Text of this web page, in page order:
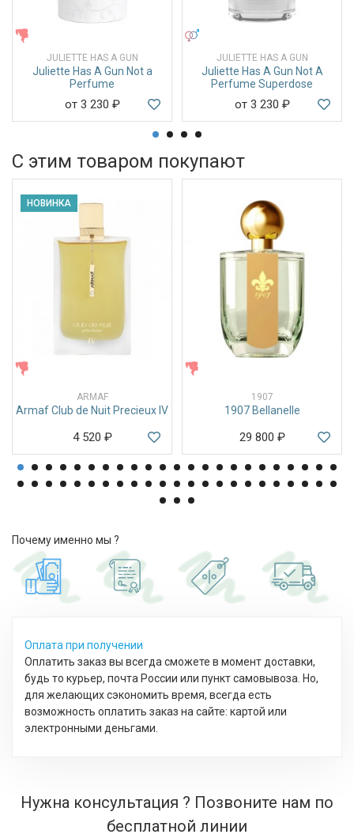
JULIETTE HAS A GUN
Juliette Has A Gun Not a
Perfume
от 3 230 ₽
JULIETTE HAS A GUN
Juliette Has A Gun Not A
Perfume Superdose
от 3 230 ₽
С этим товаром покупают
НОВИНКА
ARMAF
Armaf Club de Nuit Precieux IV
4 520 ₽
1907
1907 Bellanelle
29 800 ₽
Почему именно мы ?
Оплата при получении
Оплатить заказ вы всегда сможете в момент доставки,
будь то курьер, почта России или пункт самовывоза. Но,
для желающих сэкономить время, всегда есть
возможность оплатить заказ на сайте: картой или
электронными деньгами.
Нужна консультация ? Позвоните нам по
бесплатной линии